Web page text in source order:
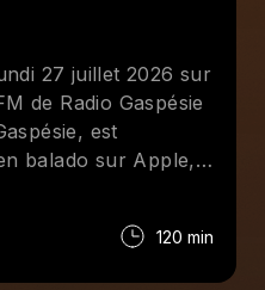
27 juillet 2026 sur
de Radio Gaspésie
est
balado sur Apple,
Kelly reçoit
: Giancarlo120 min